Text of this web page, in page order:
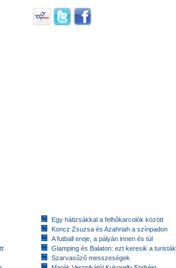
Egy hátizsákkal a felhőkarcolók között
Koncz Zsuzsa és Azahriah a színpadon
A futball ereje, a pályán innen és túl
Glamping és Balaton: ezt keresik a turisták
Szarvasűző messzeségek